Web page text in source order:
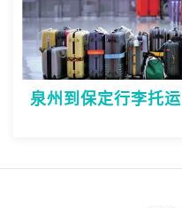
泉州到保定行李托运